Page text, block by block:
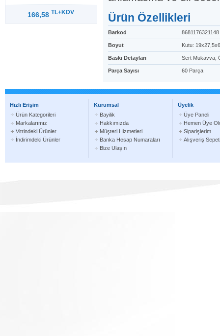
166,58 TL+KDV Ürün Özellikleri
Barkod 8681176321148
Boyut Kutu:
Baskı Detayları Sert Mukavva,
Parça Sayısı 60 Parça
Hızlı Erişim
Ürün Kategorileri
Markalarımız
Vitrindeki Ürünler
İndirimdeki Ürünler
Kurumsal
Bayilik
Hakkımızda
Müşteri Hizmetleri
Banka Hesap Numaraları
Bize Ulaşın
Üyelik
Üye Paneli
Hemen Üye
Siparişlerim
Alışveriş